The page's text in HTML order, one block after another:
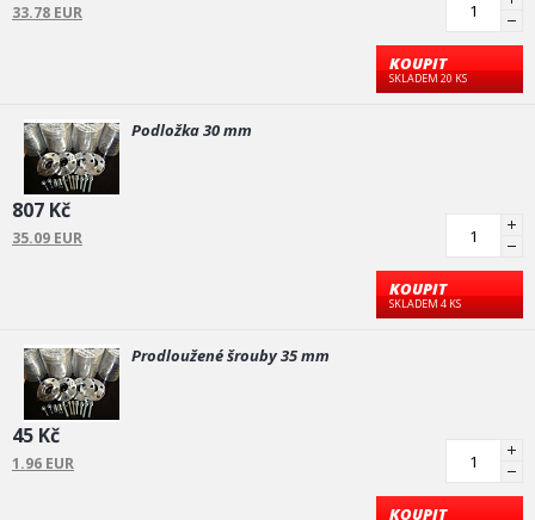
33.78 EUR
KOUPIT
SKLADEM 20 KS
Podložka 30 mm
807 Kč
35.09 EUR
KOUPIT
SKLADEM 4 KS
Prodloužené šrouby 35 mm
45 Kč
1.96 EUR
KOUPIT